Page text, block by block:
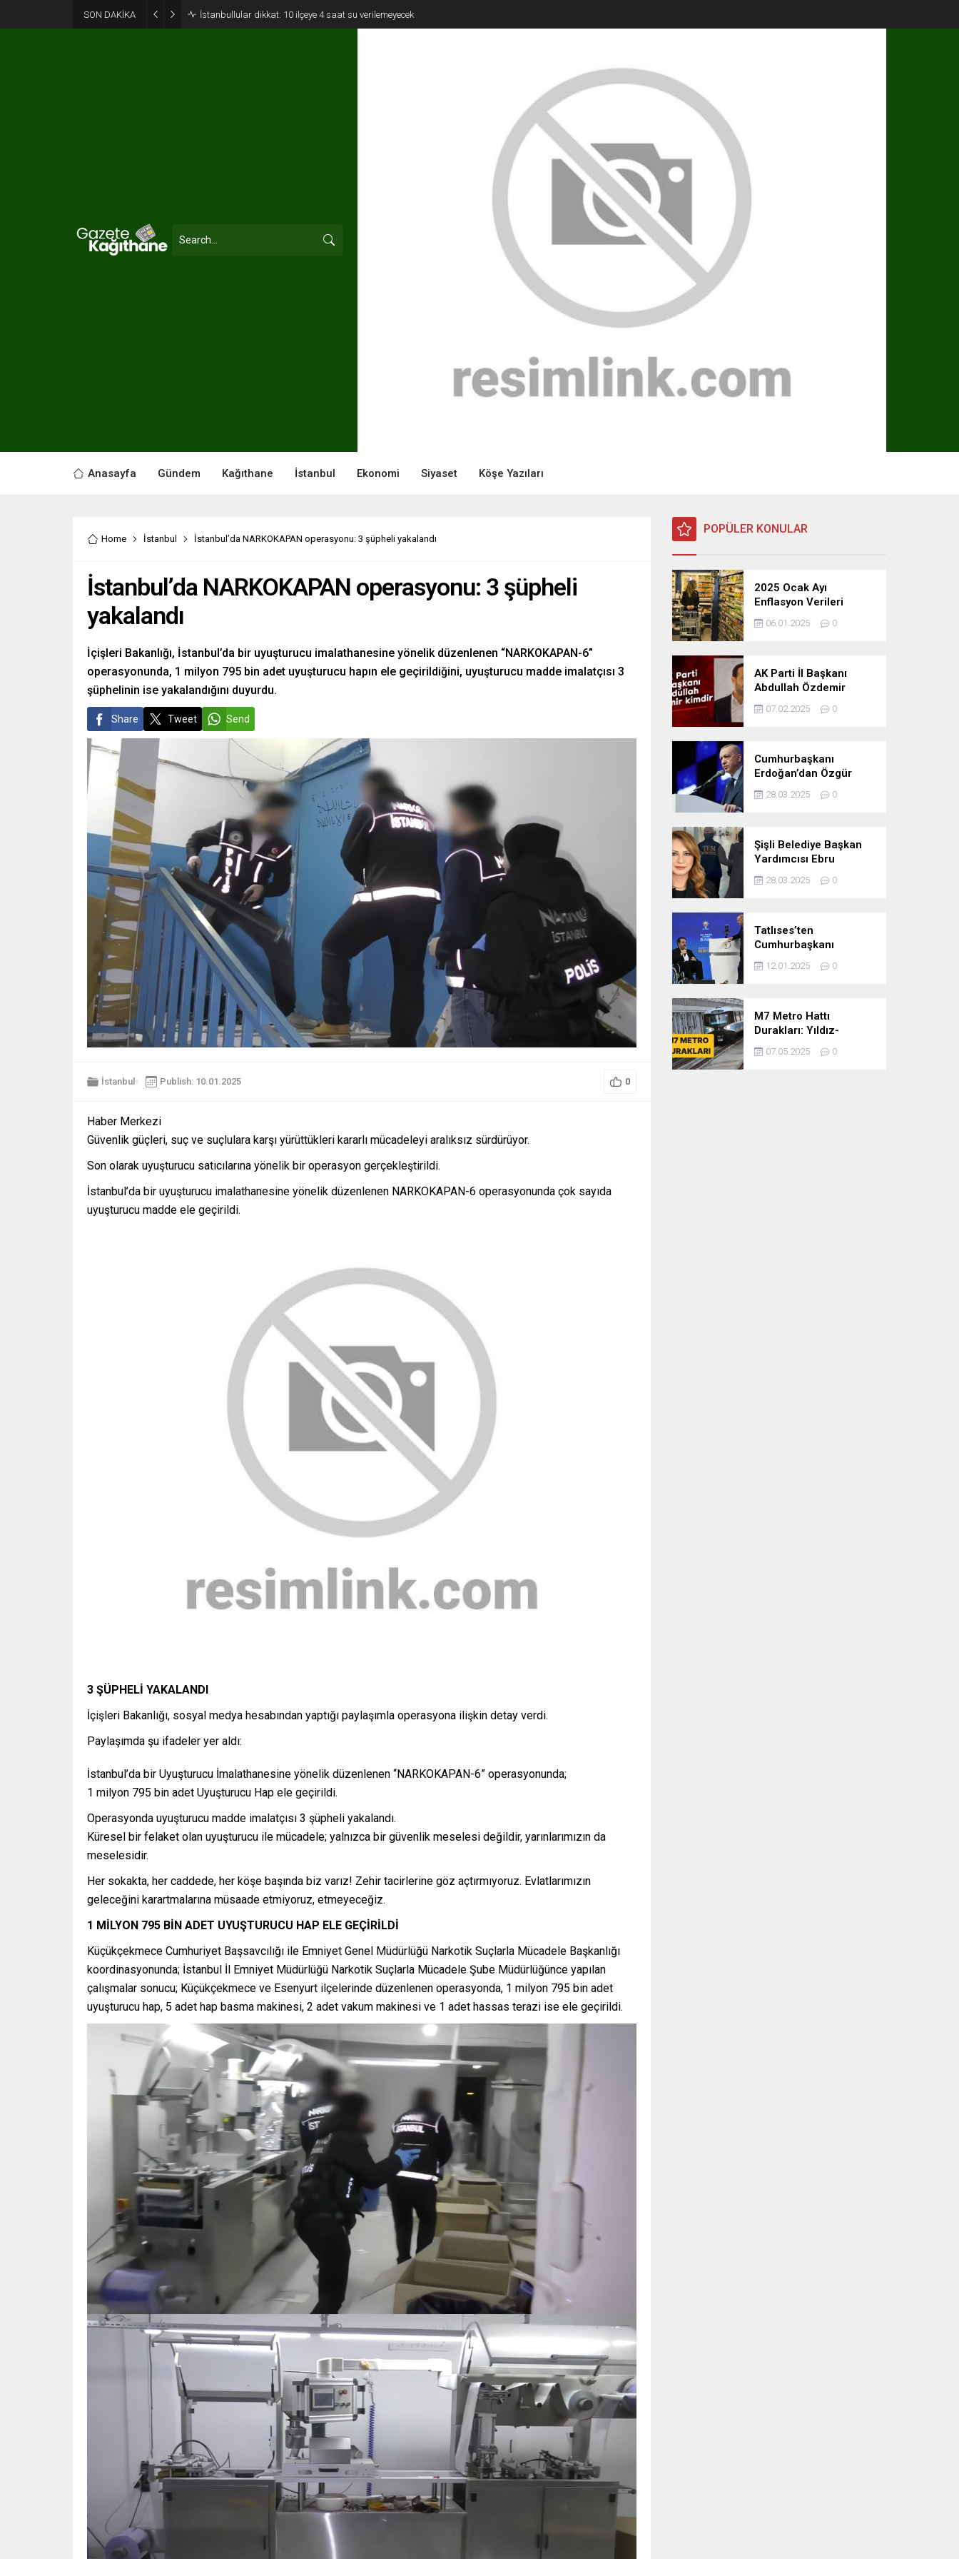
SON DAKİKA İstanbullular dikkat: 10 ilçeye 4 saat su verilemeyecek
Anasayfa Gündem Kağıthane İstanbul Ekonomi Siyaset Köşe Yazıları
Home İstanbul İstanbul’da NARKOKAPAN operasyonu: 3 şüpheli yakalandı
İstanbul’da NARKOKAPAN operasyonu: 3 şüpheli
yakalandı
İçişleri Bakanlığı, İstanbul’da bir uyuşturucu imalathanesine yönelik düzenlenen “NARKOKAPAN-6”
operasyonunda, 1 milyon 795 bin adet uyuşturucu hapın ele geçirildiğini, uyuşturucu madde imalatçısı 3
şüphelinin ise yakalandığını duyurdu.
Share Tweet Send
İstanbul Publish: 10.01.2025 0
Haber Merkezi
Güvenlik güçleri, suç ve suçlulara karşı yürüttükleri kararlı mücadeleyi aralıksız sürdürüyor.
Son olarak uyuşturucu satıcılarına yönelik bir operasyon gerçekleştirildi.
İstanbul’da bir uyuşturucu imalathanesine yönelik düzenlenen NARKOKAPAN-6 operasyonunda çok sayıda
uyuşturucu madde ele geçirildi.
3 ŞÜPHELİ YAKALANDI
İçişleri Bakanlığı, sosyal medya hesabından yaptığı paylaşımla operasyona ilişkin detay verdi.
Paylaşımda şu ifadeler yer aldı:
İstanbul’da bir Uyuşturucu İmalathanesine yönelik düzenlenen “NARKOKAPAN-6” operasyonunda;
1 milyon 795 bin adet Uyuşturucu Hap ele geçirildi.
Operasyonda uyuşturucu madde imalatçısı 3 şüpheli yakalandı.
Küresel bir felaket olan uyuşturucu ile mücadele; yalnızca bir güvenlik meselesi değildir, yarınlarımızın da
meselesidir.
Her sokakta, her caddede, her köşe başında biz varız! Zehir tacirlerine göz açtırmıyoruz. Evlatlarımızın
geleceğini karartmalarına müsaade etmiyoruz, etmeyeceğiz.
1 MİLYON 795 BİN ADET UYUŞTURUCU HAP ELE GEÇİRİLDİ
Küçükçekmece Cumhuriyet Başsavcılığı ile Emniyet Genel Müdürlüğü Narkotik Suçlarla Mücadele Başkanlığı
koordinasyonunda; İstanbul İl Emniyet Müdürlüğü Narkotik Suçlarla Mücadele Şube Müdürlüğünce yapılan
çalışmalar sonucu; Küçükçekmece ve Esenyurt ilçelerinde düzenlenen operasyonda, 1 milyon 795 bin adet
uyuşturucu hap, 5 adet hap basma makinesi, 2 adet vakum makinesi ve 1 adet hassas terazi ise ele geçirildi.
POPÜLER KONULAR
2025 Ocak Ayı
Enflasyon Verileri
Açıklandı: TÜFE, ÜFE ve
TEFE Oranları Belli
06.01.2025 0
AK Parti İl Başkanı
Abdullah Özdemir
kimdir
07.02.2025 0
Cumhurbaşkanı
Erdoğan’dan Özgür
Özel’e tepki: ‘Siyasi
mandacılık talep ediyor’
28.03.2025 0
Şişli Belediye Başkan
Yardımcısı Ebru
Özdemir tutuklandı
28.03.2025 0
Tatlıses’ten
Cumhurbaşkanı
Erdoğan’a: Önümüzdeki
dönem
12.01.2025 0
M7 Metro Hattı
Durakları: Yıldız-
Mahmutbey Metro Hattı
Güzergahı ve Sefer
07.05.2025 0